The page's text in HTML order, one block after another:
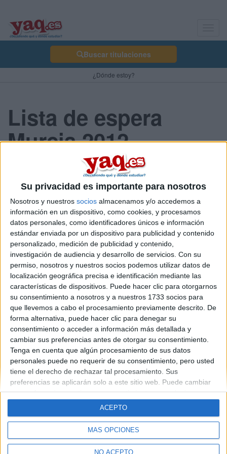
Su privacidad es importante para nosotros
Nosotros y nuestros socios almacenamos y/o accedemos a
información en un dispositivo, como cookies, y procesamos
datos personales, como identificadores únicos e información
estándar enviada por un dispositivo para publicidad y contenido
personalizado, medición de publicidad y contenido,
investigación de audiencia y desarrollo de servicios. Con su
permiso, nosotros y nuestros socios podemos utilizar datos de
localización geográfica precisa e identificación mediante las
características de dispositivos. Puede hacer clic para otorgarnos
su consentimiento a nosotros y a nuestros 1733 socios para
que llevemos a cabo el procesamiento previamente descrito. De
forma alternativa, puede hacer clic para denegar su
consentimiento o acceder a información más detallada y
cambiar sus preferencias antes de otorgar su consentimiento.
Tenga en cuenta que algún procesamiento de sus datos
personales puede no requerir de su consentimiento, pero usted
tiene el derecho de rechazar tal procesamiento. Sus
preferencias se aplicarán solo a este sitio web. Puede cambiar
sus preferencias o retirar su consentimiento en cualquier
momento volviendo a este sitio y haciendo clic en el botón
MÁS OPCIONES
NO ACEPTO
ACEPTO
Buscar titulaciones
¿Dónde estoy?
Lista de espera
Murcia 2012
Holaaaa! me he decepcionado muchoo con mi peusto de lista de
espera en educacion primaria, es el 500!!! D:
tengo de media un 7'63 supero la del año pasado pero en la
primera lista ha subiiido muchoo :(
Hay 487 plazas este año, pero aun asi no tengo posibilidades de
entrar verdad? :'(
JOOOOOOOOOOOOOOOOOOOOOOO!!!!
Blog de murciana91
Quiénes somos|Contactar|Anúnciate
Aviso legal|Politica de privacidad|Condiciones generales|Política
de cookies
© 2003-2026Compás Mediterráneo S.L.- Diego de León 47 - 28006
Madrid [ESPAÑA] - Tel. +34 91 593 2767